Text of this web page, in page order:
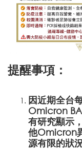
提醒事項：
因近期全台
Omicron
有研究顯示
他Omicron
源有限的狀